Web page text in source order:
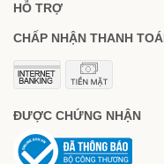
HỖ TRỢ
CHẤP NHẬN THANH
ĐƯỢC CHỨNG NHẬN